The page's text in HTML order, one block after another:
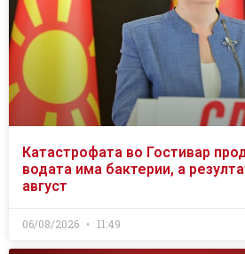
Катастрофата во Гостивар
водата има бактерии, а
август
06/08/2026 11:49